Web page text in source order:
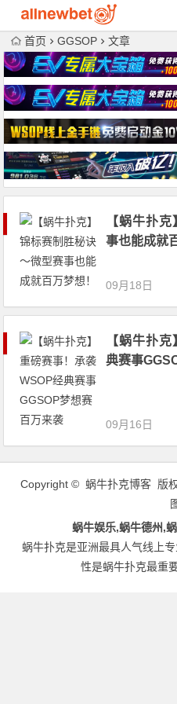
首页 GGSOP 文章
【蜗牛扑
事也能成就
09月18日
【蜗牛扑
典赛事
09月16日
Copyright © 蜗牛扑克博客 版
蜗牛娱乐,蜗牛德州,
蜗牛扑克是亚洲最具人气线上
性是蜗牛扑克最重